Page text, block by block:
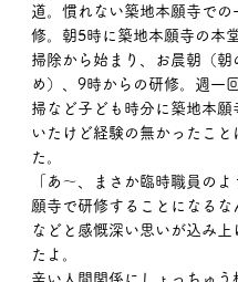
道。慣れない築地本願寺での
修。朝5時に築地本願寺の本
掃除から始まり、お晨朝（朝
め）、9時からの研修。週一
掃など子ども時分に築地本願
いたけど経験の無かったこと
た。
「あ〜、まさか臨時職員のよ
願寺で研修することになるな
などと感慨深い思いが込み上
たよ。
辛い人間関係にしょっちゅう